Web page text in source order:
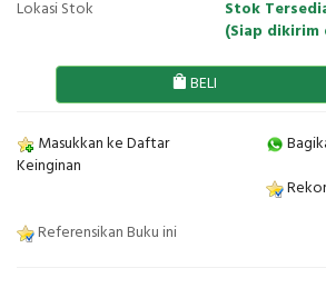
Lokasi Stok
Stok
(Siap dikirim
BELI
Masukkan ke Daftar
Keinginan
Referensikan Buku ini